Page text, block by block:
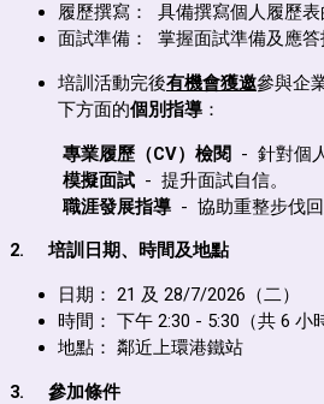
履歷撰寫： 具備撰寫個人履歷表
面試準備： 掌握面試準備及應答
培訓活動完後有機會獲邀參與企
下方面的個別指導 ：
專業履歷（CV） 檢閱
- 針對個
模擬面試 - 提升面試自信。
職涯發展指導 - 協助重整步伐回
2. 培訓日期、時間及地點
日期： 21 及 28/7/2026 （二）
時間： 下午 2:30 - 5:30（共 6 小
地點： 鄰近上環港鐵站
3. 參加條件